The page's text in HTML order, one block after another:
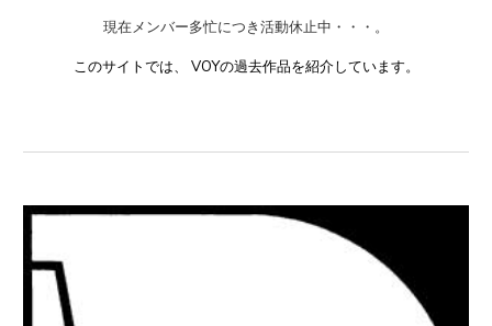
現在メンバー多忙につき活動休止中・・・。
このサイトでは、
VOYの過去作品を紹介しています。